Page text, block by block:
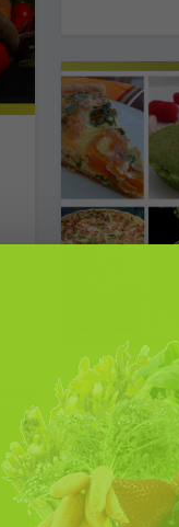
NE JETER
LÉGUMES,
On
chou-rave,
nouveaux,